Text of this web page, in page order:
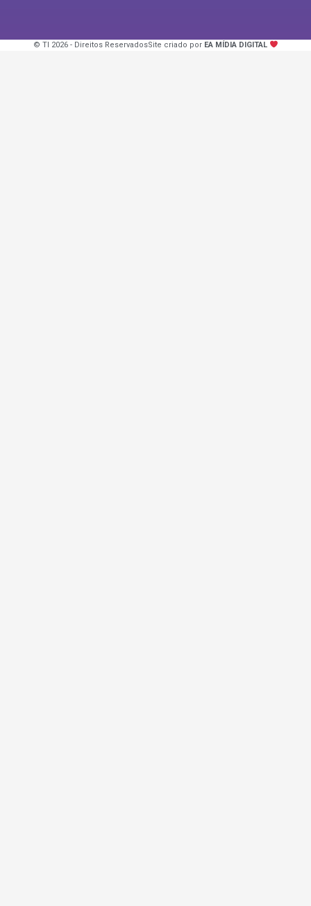
© TI 2026 - Direitos ReservadosSite criado por EA MÍDIA DIGITAL